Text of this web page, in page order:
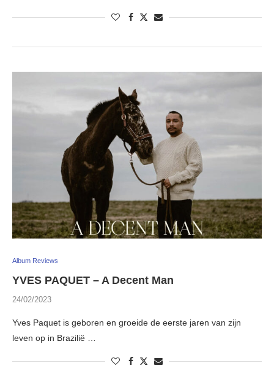
Album Reviews
YVES PAQUET – A Decent Man
24/02/2023
Yves Paquet is geboren en groeide de eerste jaren van zijn
leven op in Brazilië …